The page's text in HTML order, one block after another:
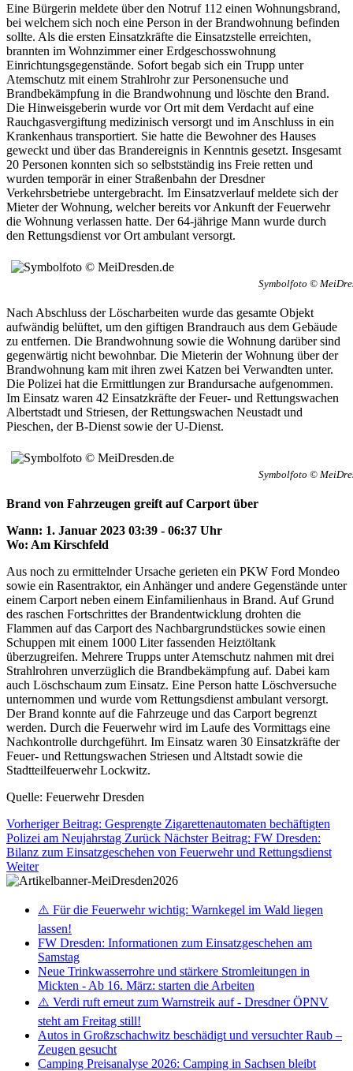
Eine Bürgerin meldete über den Notruf 112 einen Wohnungsbrand,
bei welchem sich noch eine Person in der Brandwohnung befinden
sollte. Als die ersten Einsatzkräfte die Einsatzstelle erreichten,
brannten im Wohnzimmer einer Erdgeschosswohnung
Einrichtungsgegenstände. Sofort begab sich ein Trupp unter
Atemschutz mit einem Strahlrohr zur Personensuche und
Brandbekämpfung in die Brandwohnung und löschte den Brand.
Die Hinweisgeberin wurde vor Ort mit dem Verdacht auf eine
Rauchgasvergiftung medizinisch versorgt und im Anschluss in ein
Krankenhaus transportiert. Sie hatte die Bewohner des Hauses
geweckt und über das Brandereignis in Kenntnis gesetzt. Insgesamt
20 Personen konnten sich so selbstständig ins Freie retten und
wurden temporär in einer Straßenbahn der Dresdner
Verkehrsbetriebe untergebracht. Im Einsatzverlauf meldete sich der
Mieter der Wohnung, welcher bereits vor Ankunft der Feuerwehr
die Wohnung verlassen hatte. Der 64-jährige Mann wurde durch
den Rettungsdienst vor Ort ambulant versorgt.
Symbolfoto ©
Nach Abschluss der Löscharbeiten wurde das gesamte Objekt
aufwändig belüftet, um den giftigen Brandrauch aus dem Gebäude
zu entfernen. Die Brandwohnung sowie die Wohnung darüber sind
gegenwärtig nicht bewohnbar. Die Mieterin der Wohnung über der
Brandwohnung kam mit ihren zwei Katzen bei Verwandten unter.
Die Polizei hat die Ermittlungen zur Brandursache aufgenommen.
Im Einsatz waren 42 Einsatzkräfte der Feuer- und Rettungswachen
Albertstadt und Striesen, der Rettungswachen Neustadt und
Pieschen, der B-Dienst sowie der U-Dienst.
Symbolfoto ©
Brand von Fahrzeugen greift auf Carport über
Wann: 1. Januar 2023 03:39 - 06:37 Uhr
Wo: Am Kirschfeld
Aus noch zu ermittelnder Ursache gerieten ein PKW Ford Mondeo
sowie ein Rasentraktor, ein Anhänger und andere Gegenstände unter
einem Carport neben einem Einfamilienhaus in Brand. Auf Grund
des raschen Fortschrittes der Brandentwicklung drohten die
Flammen auf das Carport des Nachbargrundstückes sowie einen
Schuppen mit einem 1000 Liter fassenden Heiztöltank
überzugreifen. Mehrere Trupps unter Atemschutz nahmen mit drei
Strahlrohren unverzüglich die Brandbekämpfung auf. Dabei kam
auch Löschschaum zum Einsatz. Eine Person hatte Löschversuche
unternommen und wurde vom Rettungsdienst ambulant versorgt.
Der Brand konnte auf die Fahrzeuge und das Carport begrenzt
werden. Durch die Feuerwehr wird im Laufe des Vormittags eine
Nachkontrolle durchgeführt. Im Einsatz waren 30 Einsatzkräfte der
Feuer- und Rettungswachen Striesen und Altstadt sowie die
Stadtteilfeuerwehr Lockwitz.
Quelle: Feuerwehr Dresden
Vorheriger Beitrag: Gesprengte Zigarettenautomaten bechäftigten
Polizei am Neujahrstag Zurück Nächster Beitrag: FW Dresden:
Bilanz zum Einsatzgeschehen von Feuerwehr und Rettungsdienst
Weiter
⚠️ Für die Feuerwehr wichtig: Warnkegel im Wald liegen
lassen!
FW Dresden: Informationen zum Einsatzgeschehen am
Samstag
Neue Trinkwasserrohre und stärkere Stromleitungen in
Mickten - Ab 16. März: starten die Arbeiten
⚠️ Verdi ruft erneut zum Warnstreik auf - Dresdner ÖPNV
steht am Freitag still!
Autos in Großzschachwitz beschädigt und versuchter Raub –
Zeugen gesucht
Camping Preisanalyse 2026: Camping in Sachsen bleibt